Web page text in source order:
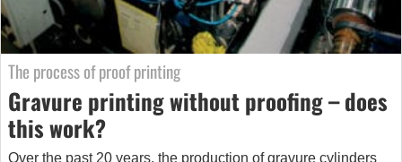
The process of proof printing
Gravure printing without proofing – does
this work?
Over the past 20 years, the production of gravure cylinders